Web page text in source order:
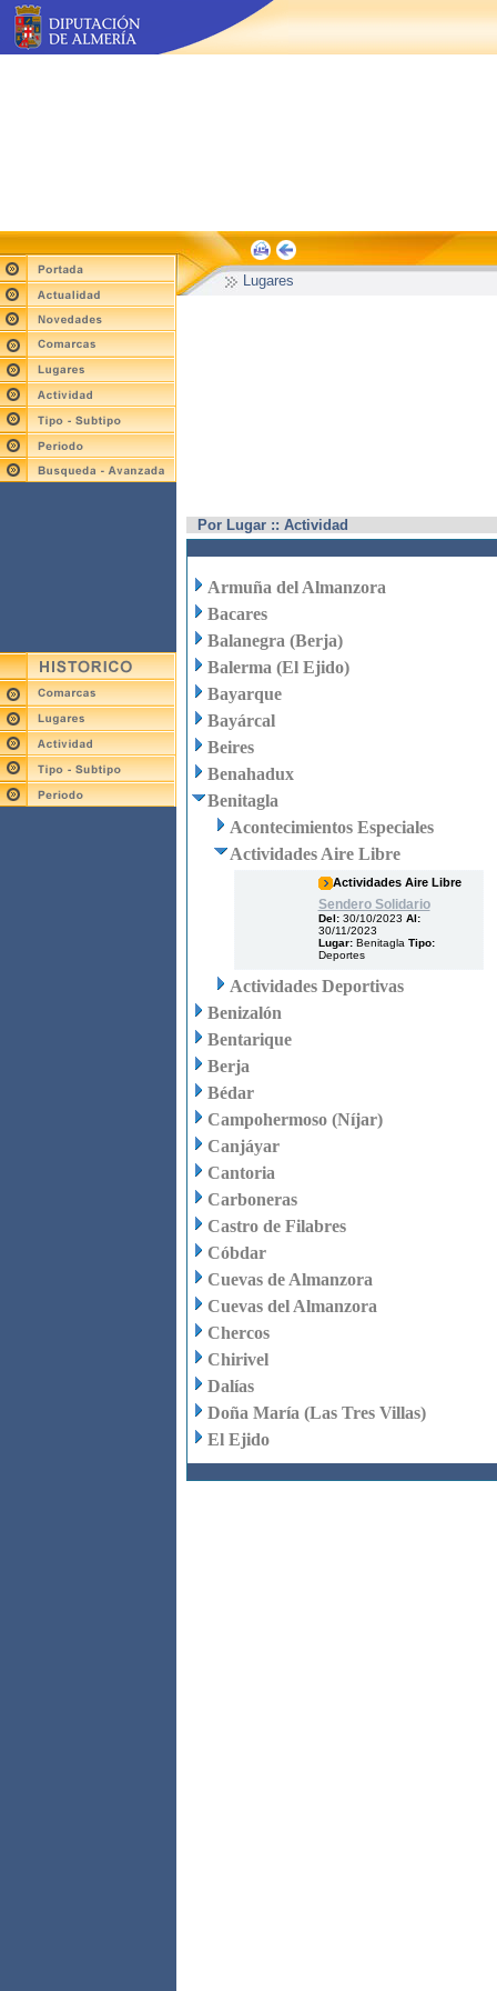
Lugares
Por Lugar :: Actividad
Armuña del Almanzora
Bacares
Balanegra (Berja)
Balerma (El Ejido)
Bayarque
Bayárcal
Beires
Benahadux
Benitagla
Acontecimientos Especiales
Actividades Aire Libre
Actividades Aire Libre
Sendero Solidario
Del: 30/10/2023 Al:
30/11/2023
Lugar: Benitagla Tipo:
Deportes
Actividades Deportivas
Benizalón
Bentarique
Berja
Bédar
Campohermoso (Níjar)
Canjáyar
Cantoria
Carboneras
Castro de Filabres
Cóbdar
Cuevas de Almanzora
Cuevas del Almanzora
Chercos
Chirivel
Dalías
Doña María (Las Tres Villas)
El Ejido